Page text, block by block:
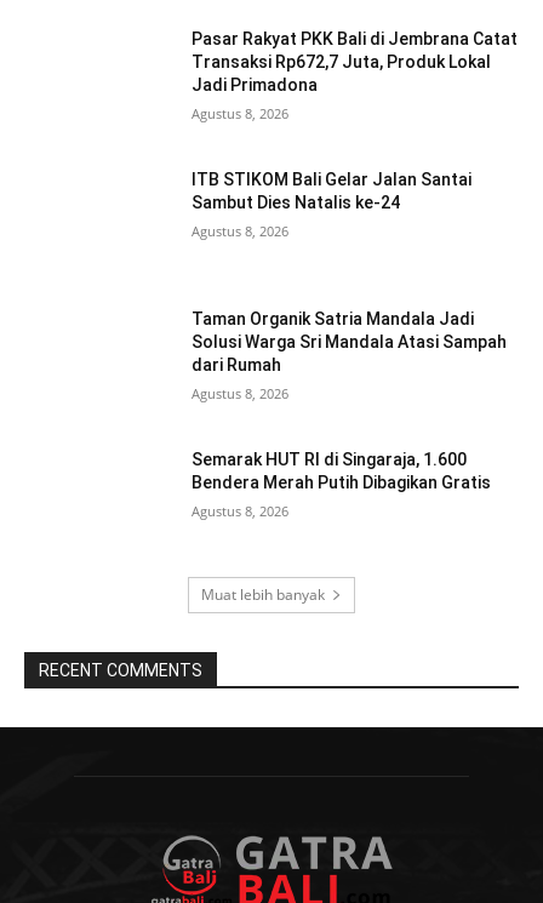
Pasar Rakyat PKK Bali di Jembrana Catat
Transaksi Rp672,7 Juta, Produk Lokal
Jadi Primadona
Agustus 8, 2026
ITB STIKOM Bali Gelar Jalan Santai
Sambut Dies Natalis ke-24
Agustus 8, 2026
Taman Organik Satria Mandala Jadi
Solusi Warga Sri Mandala Atasi Sampah
dari Rumah
Agustus 8, 2026
Semarak HUT RI di Singaraja, 1.600
Bendera Merah Putih Dibagikan Gratis
Agustus 8, 2026
Muat lebih banyak
RECENT COMMENTS